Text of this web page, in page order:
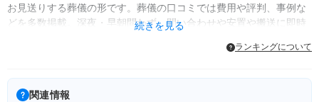
お見送りする葬儀の形です。葬儀の口コミでは費用や評判、事例な
どを多数掲載。深夜・早朝問わず、問い合わせや安置や搬送に即時
続きを見る
ランキングについて
関連情報